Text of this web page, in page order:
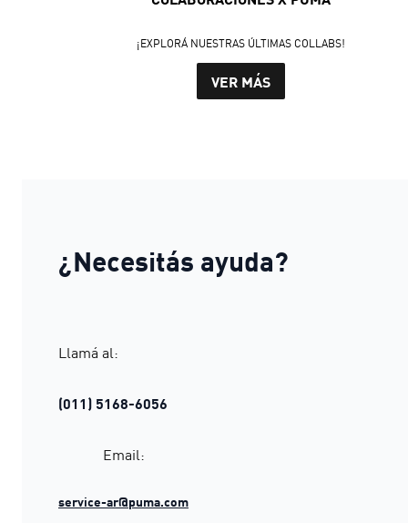
¡EXPLORÁ NUESTRAS ÚLTIMAS COLLABS!
VER MÁS
¿Necesitás ayuda?
Llamá al:
(011) 5168-6056
Email:
service-ar@puma.com